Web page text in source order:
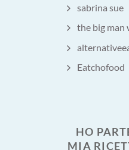
sabrina sue
the big man
Eatchofood
HO
MIA